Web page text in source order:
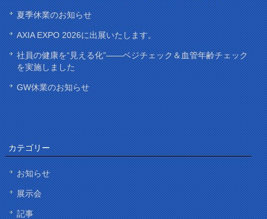
夏季休業のお知らせ
AXIA EXPO 2026に出展いたします。
社員の健康を“見える化”——ベジチェック＆血管年齢チェック
を実施しました
GW休業のお知らせ
カテゴリー
お知らせ
展示会
記事